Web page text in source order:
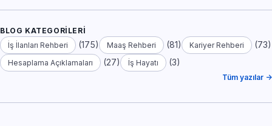
BLOG KATEGORILERI
İş İlanları Rehberi
(175) Maaş Rehberi (81) Kariyer Rehberi (73)
Hesaplama Açıklamaları (27) İş Hayatı (3)
Tüm yazılar →